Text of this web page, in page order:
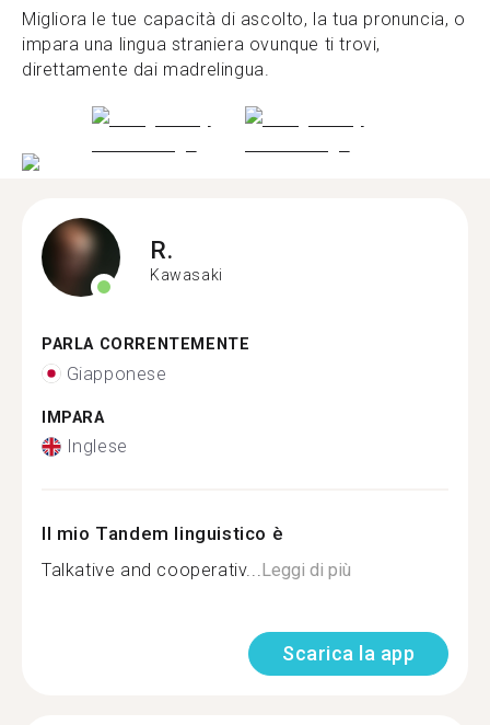
Migliora le tue capacità di ascolto, la tua pronuncia, o
impara una lingua straniera ovunque ti trovi,
direttamente dai madrelingua.
R.
Kawasaki
PARLA CORRENTEMENTE
Giapponese
IMPARA
Inglese
Il mio Tandem linguistico è
Talkative and cooperativ...Leggi di più
Scarica la app